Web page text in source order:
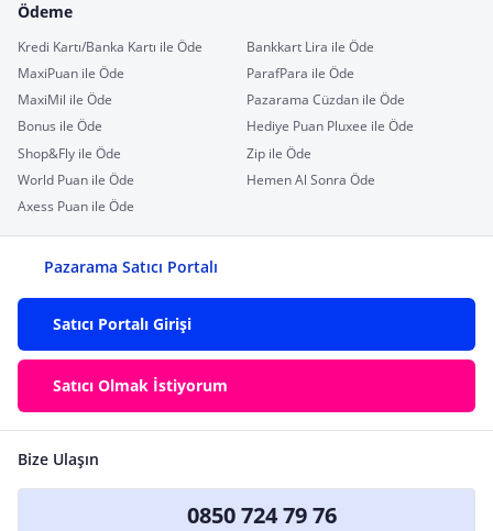
Ödeme
Kredi Kartı/Banka Kartı ile Öde
Bankkart Lira ile Öde
MaxiPuan ile Öde
ParafPara ile Öde
MaxiMil ile Öde
Pazarama Cüzdan ile Öde
Bonus ile Öde
Hediye Puan Pluxee ile Öde
Shop&Fly ile Öde
Zip ile Öde
World Puan ile Öde
Hemen Al Sonra Öde
Axess Puan ile Öde
Pazarama Satıcı Portalı
Satıcı Portalı Girişi
Satıcı Olmak İstiyorum
Bize Ulaşın
0850 724 79 76